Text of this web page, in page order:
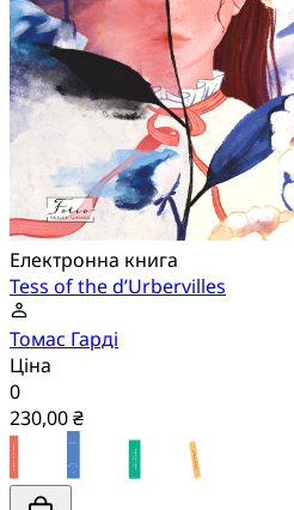
Електронна книга
Tess of the d’Urbervilles
Томас Гарді
Ціна
0
230,00 ₴